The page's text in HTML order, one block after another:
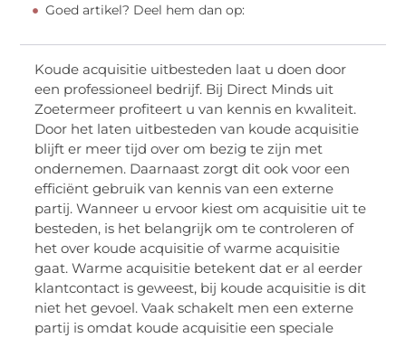
Goed artikel? Deel hem dan op:
Koude acquisitie uitbesteden laat u doen door
een professioneel bedrijf. Bij Direct Minds uit
Zoetermeer profiteert u van kennis en kwaliteit.
Door het laten uitbesteden van koude acquisitie
blijft er meer tijd over om bezig te zijn met
ondernemen. Daarnaast zorgt dit ook voor een
efficiënt gebruik van kennis van een externe
partij. Wanneer u ervoor kiest om acquisitie uit te
besteden, is het belangrijk om te controleren of
het over koude acquisitie of warme acquisitie
gaat. Warme acquisitie betekent dat er al eerder
klantcontact is geweest, bij koude acquisitie is dit
niet het gevoel. Vaak schakelt men een externe
partij is omdat koude acquisitie een speciale